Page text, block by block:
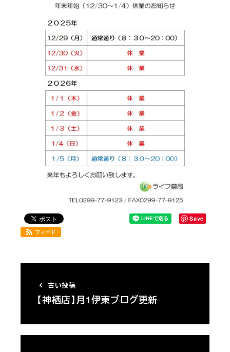
Save
フィード
古い投稿
【神栖店】月1伊東ブログ更新